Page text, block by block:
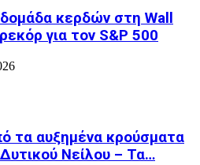
κερδών στη Wall
για τον S&P 500
τα αυξημένα κρούσματα
Νείλου – Τα…